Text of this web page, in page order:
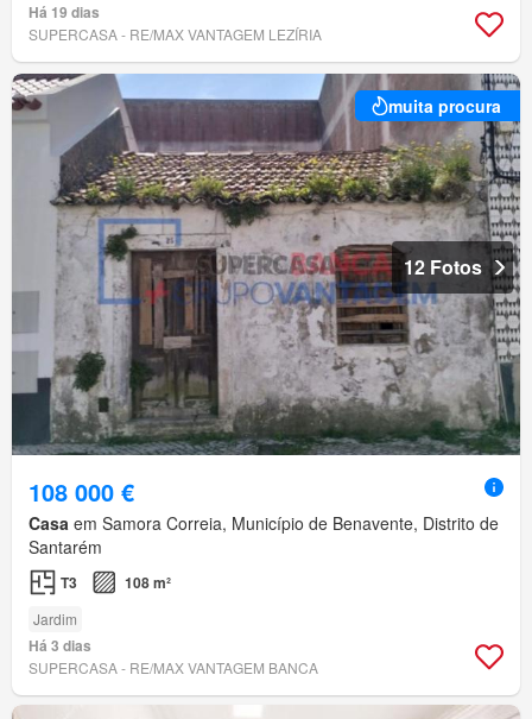
Há 19 dias
SUPERCASA - RE/MAX VANTAGEM LEZÍRIA
muita procura
12 Fotos
108 000 €
Casa em Samora Correia, Município de Benavente, Distrito de
Santarém
T3 108 m²
Jardim
Há 3 dias
SUPERCASA - RE/MAX VANTAGEM BANCA